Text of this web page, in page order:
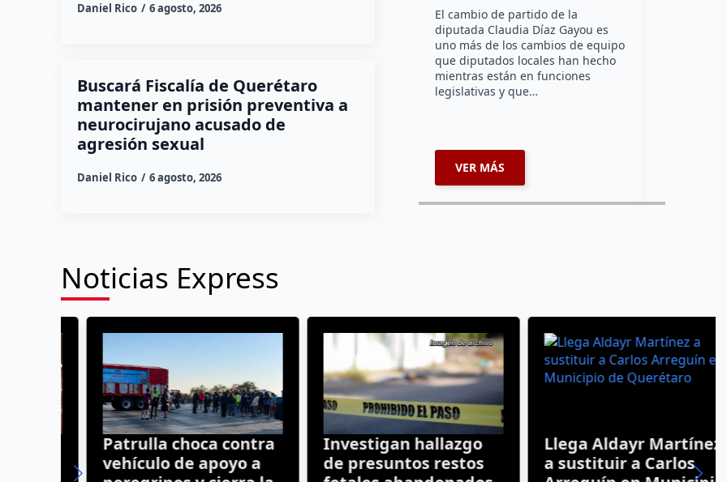
Daniel Rico 6 agosto, 2026
Buscará Fiscalía de Querétaro
mantener en prisión preventiva a
neurocirujano acusado de
agresión sexual
Daniel Rico 6 agosto, 2026
El cambio de partido de la
diputada Claudia Díaz Gayou es
uno más de los cambios de equipo
que diputados locales han hecho
mientras están en funciones
legislativas y que…
VER MÁS
Noticias Express
Patrulla choca contra
vehículo de apoyo a
Investigan hallazgo
de presuntos restos
Llega Aldayr Martínez
a sustituir a Carlos